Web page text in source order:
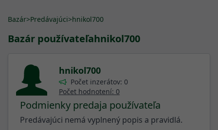
Bazár>Predávajúci>hnikol700
Bazár používateľahnikol700
hnikol700
Počet inzerátov: 0
Počet hodnotení: 0
Podmienky predaja používateľa
Predávajúci nemá vyplnený popis a pravidlá.